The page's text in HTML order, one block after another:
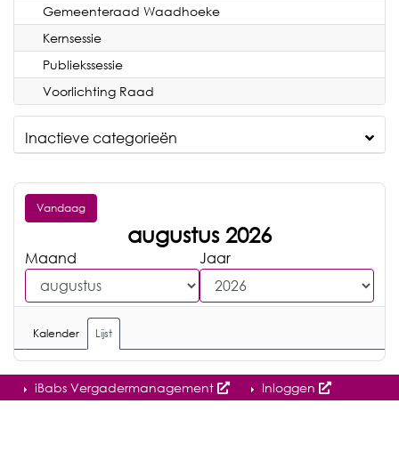
Gemeenteraad Waadhoeke
Kernsessie
Publiekssessie
Voorlichting Raad
Inactieve categorieën
Vandaag
augustus 2026
Maand Jaar
Kalender Lijst
iBabs Vergadermanagement Inloggen